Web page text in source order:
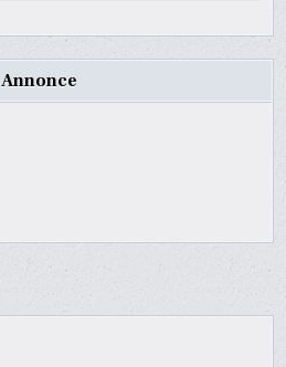
Annonce